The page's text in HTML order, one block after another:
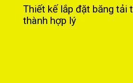
Thiết kế lắp đặt băng tải
thành hợp lý